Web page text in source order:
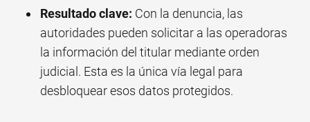
Resultado clave: Con la denuncia, las
autoridades pueden solicitar a las operadoras
la información del titular mediante orden
judicial. Esta es la única vía legal para
desbloquear esos datos protegidos.